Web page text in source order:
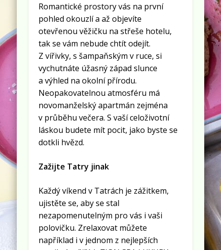
Romantické prostory vás na první
pohled okouzlí a až objevíte
otevřenou věžičku na střeše hotelu,
tak se vám nebude chtít odejít.
Z vířivky, s šampaňským v ruce, si
vychutnáte úžasný západ slunce
a výhled na okolní přírodu.
Neopakovatelnou atmosféru má
novomanželský apartmán zejména
v průběhu večera. S vaší celoživotní
láskou budete mít pocit, jako byste se
dotkli hvězd.
Zažijte Tatry jinak
Každý víkend v Tatrách je zážitkem,
ujistěte se, aby se stal
nezapomenutelným pro vás i vaši
polovičku. Zrelaxovat můžete
například i v jednom z nejlepších